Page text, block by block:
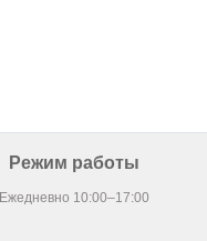
Режим работы
Ежедневно 10:00–17:00